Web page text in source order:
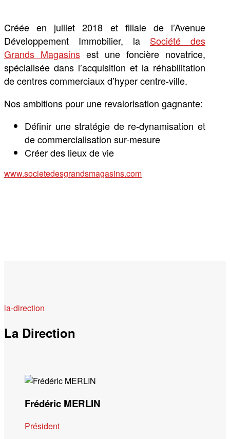
Créée en juillet 2018 et filiale de l’Avenue
Développement Immobilier, la Société des
Grands Magasins est une foncière novatrice,
spécialisée dans l’acquisition et la réhabilitation
de centres commerciaux d’hyper centre-ville.
Nos ambitions pour une revalorisation gagnante:
Définir une stratégie de re-dynamisation et
de commercialisation sur-mesure
Créer des lieux de vie
www.societedesgrandsmagasins.com
la-direction
La Direction
Frédéric MERLIN
Président